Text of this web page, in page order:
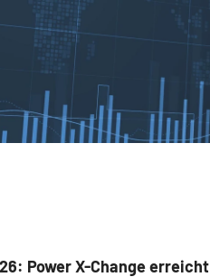
Power X-Change erreicht